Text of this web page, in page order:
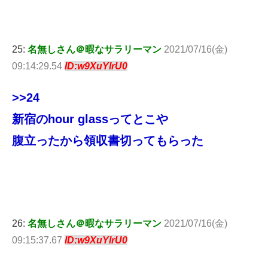
25: 名無しさん＠暇なサラリーマン 2021/07/16(金)
09:14:29.54 ID:w9XuYlrU0
>>24
新宿のhour glassってとこや
腹立ったから領収書切ってもらった
26: 名無しさん＠暇なサラリーマン 2021/07/16(金)
09:15:37.67 ID:w9XuYlrU0